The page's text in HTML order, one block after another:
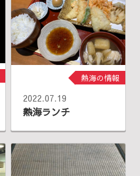
熱海の情報
2022.07.19
熱海ランチ